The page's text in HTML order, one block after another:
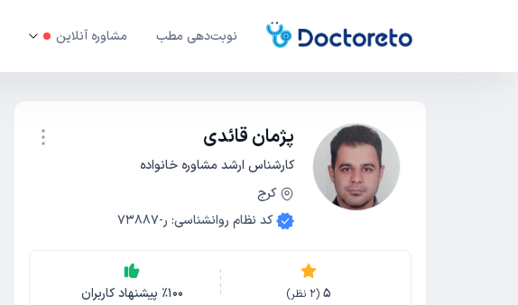
نوبت‌دهی مطب مشاوره آنلاین
پژمان قائدی
کارشناس ارشد مشاوره خانواده
کرج
کد نظام روانشناسی: ر-73887
5
(
2 نظر) ٪100 پیشنهاد کاربران